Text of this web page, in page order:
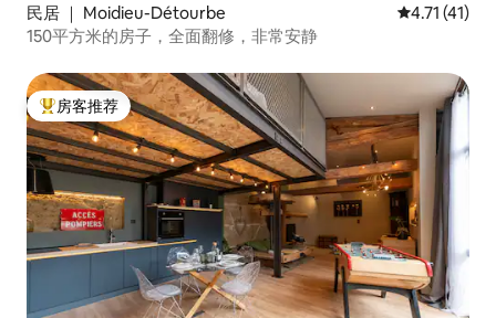
民居 ｜ Moidieu-Détourbe 平均评分
4.71 (41)
150平方米的房子，全面翻修，非常安静
热门「房客推荐」
房客推荐